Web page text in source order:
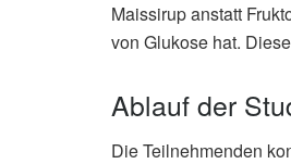
Maissirup anstatt
von Glukose hat.
Ablauf der
Die Teilnehmenden